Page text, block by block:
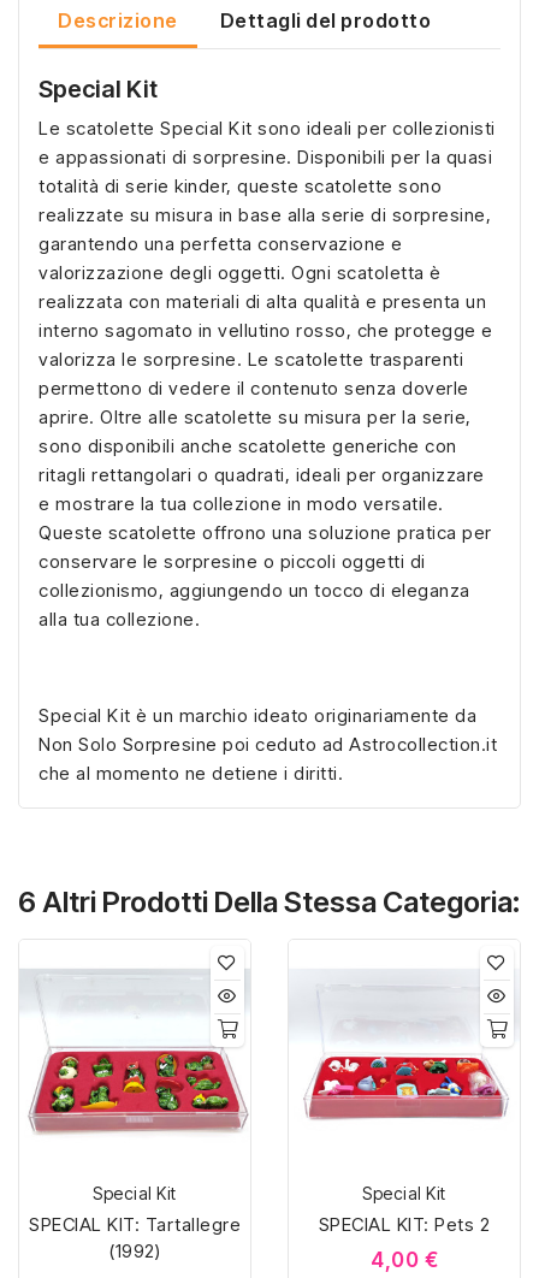
Descrizione Dettagli del prodotto
Special Kit
Le scatolette Special Kit sono ideali per collezionisti
e appassionati di sorpresine. Disponibili per la quasi
totalità di serie kinder, queste scatolette sono
realizzate su misura in base alla serie di sorpresine,
garantendo una perfetta conservazione e
valorizzazione degli oggetti. Ogni scatoletta è
realizzata con materiali di alta qualità e presenta un
interno sagomato in vellutino rosso, che protegge e
valorizza le sorpresine. Le scatolette trasparenti
permettono di vedere il contenuto senza doverle
aprire. Oltre alle scatolette su misura per la serie,
sono disponibili anche scatolette generiche con
ritagli rettangolari o quadrati, ideali per organizzare
e mostrare la tua collezione in modo versatile.
Queste scatolette offrono una soluzione pratica per
conservare le sorpresine o piccoli oggetti di
collezionismo, aggiungendo un tocco di eleganza
alla tua collezione.
Special Kit è un marchio ideato originariamente da
Non Solo Sorpresine poi ceduto ad Astrocollection.it
che al momento ne detiene i diritti.
6 Altri Prodotti Della Stessa Categoria:
Special Kit
SPECIAL KIT: Tartallegre
(1992)
Special Kit
SPECIAL KIT: Pets 2
4,00 €